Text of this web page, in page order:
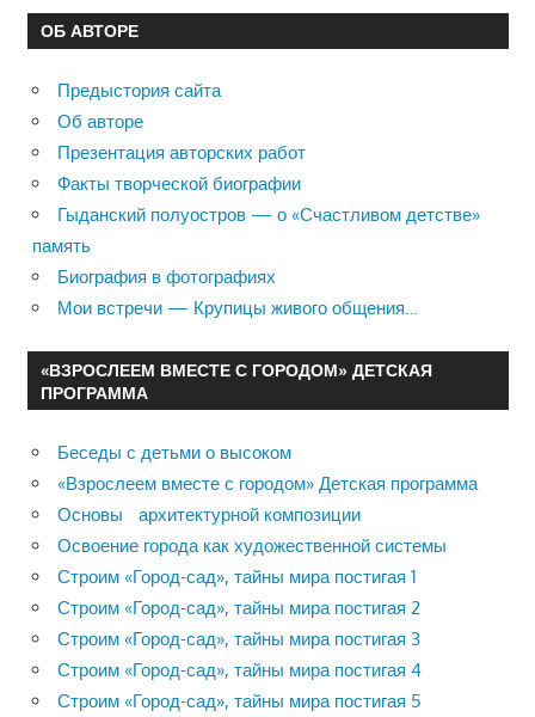
ОБ АВТОРЕ
Предыстория сайта
Об авторе
Презентация авторских работ
Факты творческой биографии
Гыданский полуостров — о «Счастливом детстве»
память
Биография в фотографиях
Мои встречи — Крупицы живого общения…
«ВЗРОСЛЕЕМ ВМЕСТЕ С ГОРОДОМ» ДЕТСКАЯ
ПРОГРАММА
Беседы с детьми о высоком
«Взрослеем вместе с городом» Детская программа
Основы архитектурной композиции
Освоение города как художественной системы
Строим «Город-сад», тайны мира постигая 1
Строим «Город-сад», тайны мира постигая 2
Строим «Город-сад», тайны мира постигая 3
Строим «Город-сад», тайны мира постигая 4
Строим «Город-сад», тайны мира постигая 5